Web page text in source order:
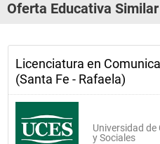
Oferta Educativa Similar
Licenciatura en
(Santa Fe - Rafaela)
Universidad de
y Sociales